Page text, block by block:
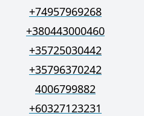
+74957969268
+380443000460
+35725030442
+35796370242
4006799882
+60327123231